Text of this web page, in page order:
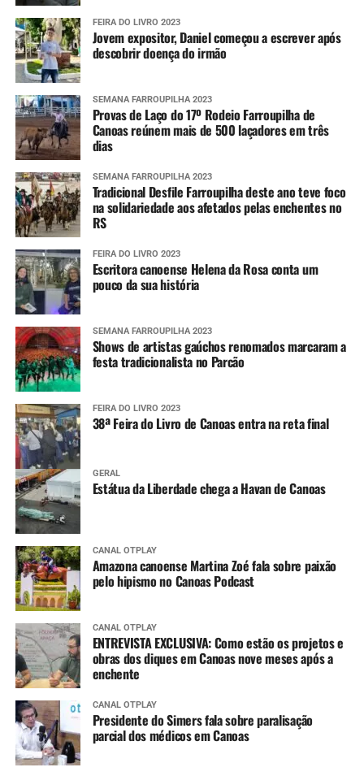
FEIRA DO LIVRO 2023
Jovem expositor, Daniel começou a escrever após
descobrir doença do irmão
SEMANA FARROUPILHA 2023
Provas de Laço do 17º Rodeio Farroupilha de
Canoas reúnem mais de 500 laçadores em três
dias
SEMANA FARROUPILHA 2023
Tradicional Desfile Farroupilha deste ano teve foco
na solidariedade aos afetados pelas enchentes no
RS
FEIRA DO LIVRO 2023
Escritora canoense Helena da Rosa conta um
pouco da sua história
SEMANA FARROUPILHA 2023
Shows de artistas gaúchos renomados marcaram a
festa tradicionalista no Parcão
FEIRA DO LIVRO 2023
38ª Feira do Livro de Canoas entra na reta final
GERAL
Estátua da Liberdade chega a Havan de Canoas
CANAL OTPLAY
Amazona canoense Martina Zoé fala sobre paixão
pelo hipismo no Canoas Podcast
CANAL OTPLAY
ENTREVISTA EXCLUSIVA: Como estão os projetos e
obras dos diques em Canoas nove meses após a
enchente
CANAL OTPLAY
Presidente do Simers fala sobre paralisação
parcial dos médicos em Canoas